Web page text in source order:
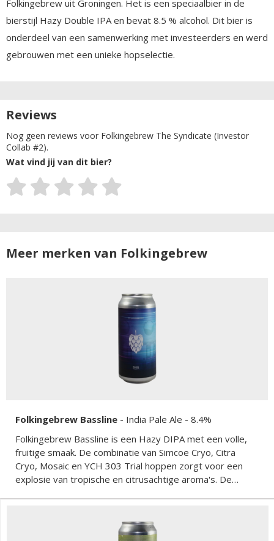
Folkingebrew uit Groningen. Het is een speciaalbier in de
bierstijl Hazy Double IPA en bevat 8.5 % alcohol. Dit bier is
onderdeel van een samenwerking met investeerders en werd
gebrouwen met een unieke hopselectie.
Reviews
Nog geen reviews voor Folkingebrew The Syndicate (Investor
Collab #2).
Wat vind jij van dit bier?
Meer merken van Folkingebrew
Folkingebrew Bassline - India Pale Ale - 8.4%
Folkingebrew Bassline is een Hazy DIPA met een volle,
fruitige smaak. De combinatie van Simcoe Cryo, Citra
Cryo, Mosaic en YCH 303 Trial hoppen zorgt voor een
explosie van tropische en citrusachtige aroma's. De
een lichte warmte toe aan de afdronk, waardoor het bier